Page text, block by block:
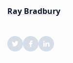
Ray Bradbury